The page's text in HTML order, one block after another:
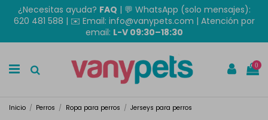
¿Necesitas ayuda? FAQ | 💬 WhatsApp (solo mensajes):
620 481 588 | ✉️ Email: info@vanypets.com | Atención por
email: L-V 09:30–18:30
0
Inicio Perros Ropa para perros Jerseys para perros